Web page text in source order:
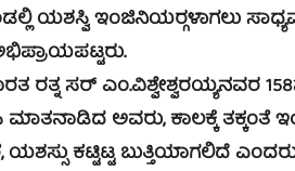
ಯಶಸ್ವಿ ಇಂಜಿನಿಯರ್‍ಗಳಾಗಲು
ರತ್ನ ಸರ್ ಎಂ.ವಿಶ್ವೇಶ್ವರಯ್ಯನವರ
ಅವರು, ಕಾಲಕ್ಕೆ ತಕ್ಕಂತೆ
ಕಟ್ಟಿಟ್ಟ ಬುತ್ತಿಯಾಗಲಿದೆ